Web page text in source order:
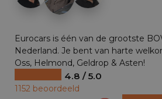
Eurocars is één van de grootste
Nederland. Je bent van harte
Oss, Helmond, Geldrop & Asten!
4.8 / 5.0
1152 beoordeeld